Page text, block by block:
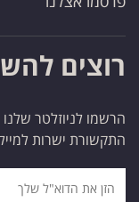
רוצים
הרשמו לניוזלטר
התקשורת ישרות